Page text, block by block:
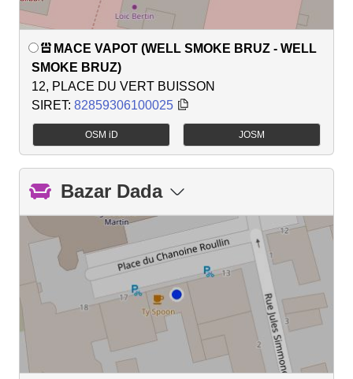
MACE VAPOT (WELL SMOKE BRUZ - WELL
SMOKE BRUZ)
12, PLACE DU VERT BUISSON
SIRET: 82859306100025
OSM iD JOSM
Bazar Dada